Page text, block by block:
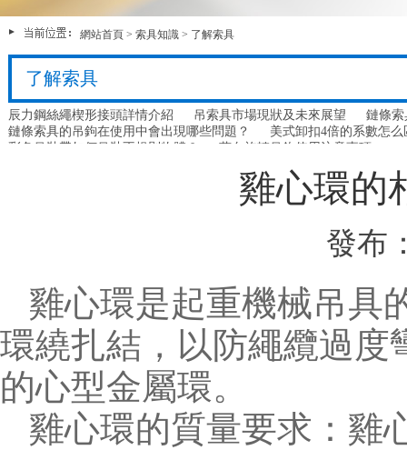
網站首頁 > 索具知識 > 了解索具
了解索具
辰力鋼絲繩楔形接頭詳情介紹 吊索具市場現狀及未來展望
鏈條索
鏈條索具的吊鉤在使用中會出現哪些問題？
美式卸扣4倍的系數怎么
彩色吊裝帶如何吊裝不規則物體？
萬向旋轉吊鉤使用注意事項
雞心環的
發布
雞心環是起重機械吊具
環繞扎結，以防繩纜過度
的心型金屬環。
雞心環的質量要求：雞